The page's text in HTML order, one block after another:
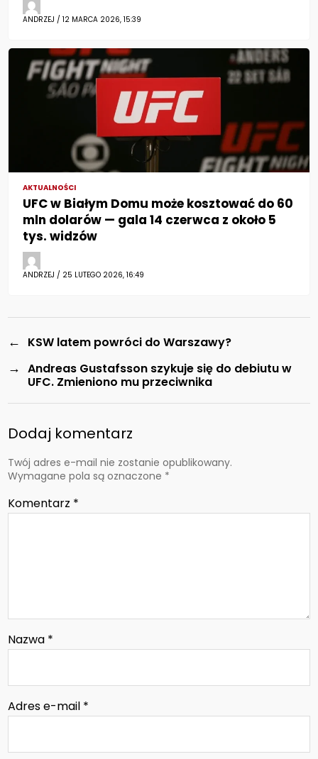
ANDRZEJ / 12 MARCA 2026, 15:39
AKTUALNOŚCI
UFC w Białym Domu może kosztować do 60
mln dolarów — gala 14 czerwca z około 5
tys. widzów
ANDRZEJ / 25 LUTEGO 2026, 16:49
← KSW latem powróci do Warszawy?
→ Andreas Gustafsson szykuje się do debiutu w
UFC. Zmieniono mu przeciwnika
Dodaj komentarz
Twój adres e-mail nie zostanie opublikowany.
Wymagane pola są oznaczone *
Komentarz *
Nazwa *
Adres e-mail *